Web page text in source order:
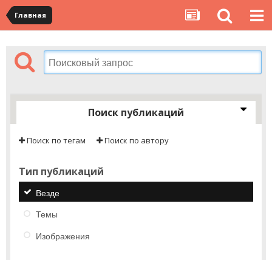
Главная
Поиск публикаций
Поиск по тегам Поиск по автору
Тип публикаций
Везде
Темы
Изображения